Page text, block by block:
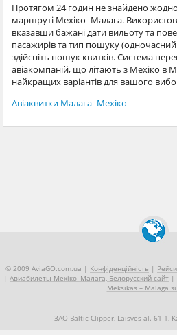
Протягом 24 годин не знайдено
маршруті Мехіко–Малага.
вказавши бажані дати вильоту та
пасажирів та тип пошуку
здійсніть пошук квитків. Система
авіакомпаній, що літають з Мехіко в
найкращих варіантів для вашого
Авіаквитки Малага–Мехіко
© 2009 AviaGO.com.ua | Конфіденційність |
| Авиабилеты Мехіко–Малага, Белорусский сайт |
Meksikas – Malaga
ЗАО Baltic Clipper, Laisvės al. 61-1,